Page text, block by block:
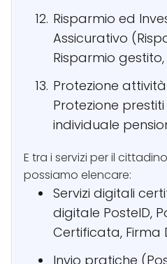
Risparmio ed
Assicurativo
Risparmio
Protezione
Protezione
individuale
E tra i servizi per il
possiamo elencare:
Servizi digitali
digitale PosteID,
Certificata, Firma
Invio pratiche